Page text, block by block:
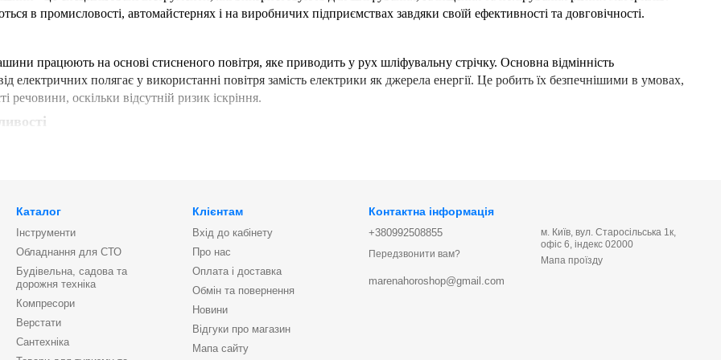
в промисловості, автомайстернях і на виробничих підприємствах завдяки своїй ефективності та довговічності.
працюють на основі стисненого повітря, яке приводить у рух шліфувальну стрічку. Основна відмінність
електричних полягає у використанні повітря замість електрики як джерела енергії. Це робить їх безпечнішими в умовах,
речовини, оскільки відсутній ризик іскріння.
електрики в конструкції знижує ризик загорянь і робить інструмент безпечним для використання в умовах підвищеної
Пневматичні інструменти мають високу стійкість до перевантажень і зносу, що робить їх довговічними і надійними.
Легкий і компактний корпус пневмошліфмашин дає змогу працювати у важкодоступних місцях і на складних
інструменти, як правило, потребують менше обслуговування і рідше виходять з ладу, що знижує витрати на їх
Каталог
Інструменти
Обладнання для СТО
Будівельна, садова та
дорожня техніка
Компресори
Верстати
Сантехніка
Клієнтам
Вхід до кабінету
Про нас
Оплата і доставка
Обмін та повернення
Новини
Відгуки про магазин
Мапа сайту
Контактна інформація
+380992508855
Передзвонити вам?
marenahoroshop@gmail.com
м. Київ, вул. Старосільська 1к,
офіс 6, індекс 02000
Мапа проїзду